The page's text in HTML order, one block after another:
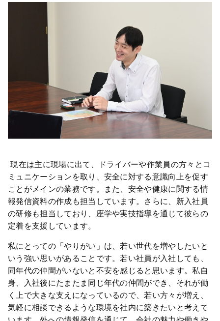
現在は主に現場に出て、ドライバーや作業員の方々とコ
ミュニケーションを取り、安全に対する意識向上を促す
ことがメインの業務です。また、安全や健康に関する情
報発信資料の作成も担当しています。さらに、新入社員
の研修も担当しており、座学や実技指導を通じて彼らの
定着を支援しています。
私にとっての「やりがい」は、若い世代を増やしたいと
いう強い思いがあることです。若い社員が入社しても、
同年代の仲間がいないと不安を感じると思います。私自
身、入社後にたまたま同じ年代の仲間ができ、それが働
く上で大きな支えになっているので、若い方々が増え、
気軽に相談できるような環境を社内に築きたいと考えて